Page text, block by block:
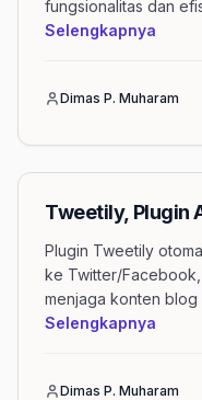
fungsionalitas dan
Selengkapnya
Dimas P. Muharam
Tweetily, Plugin
Plugin Tweetily
ke Twitter/
menjaga konten blog
Selengkapnya
Dimas P. Muharam